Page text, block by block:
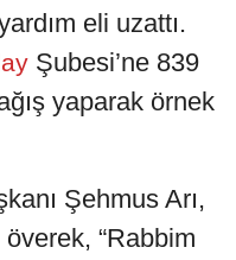
eli uzattı.
Şubesi’ne 839
yaparak örnek
Şehmus Arı,
“Rabbim